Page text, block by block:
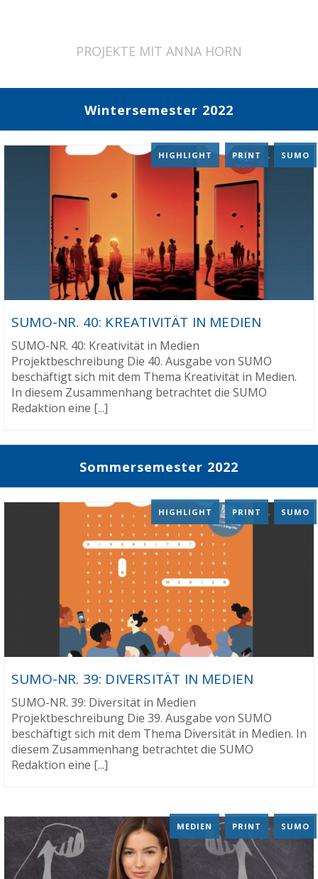
PROJEKTE MIT ANNA HORN
Wintersemester 2022
SUMO-NR. 40: KREATIVITÄT IN MEDIEN
HIGHLIGHT , PRINT , SUMO
SUMO-NR. 40: Kreativität in Medien
Projektbeschreibung Die 40. Ausgabe von SUMO
beschäftigt sich mit dem Thema Kreativität in Medien.
In diesem Zusammenhang betrachtet die SUMO
Redaktion eine [...]
Sommersemester 2022
SUMO-NR. 39: DIVERSITÄT IN MEDIEN
HIGHLIGHT , PRINT , SUMO
SUMO-NR. 39: Diversität in Medien
Projektbeschreibung Die 39. Ausgabe von SUMO
beschäftigt sich mit dem Thema Diversität in Medien. In
diesem Zusammenhang betrachtet die SUMO
Redaktion eine [...]
MEDIEN , PRINT , SUMO